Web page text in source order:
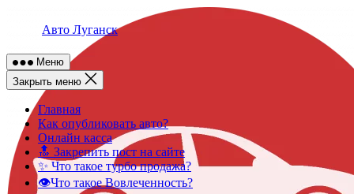
Авто Луганск
Меню
Закрыть меню
Главная
Как опубликовать авто?
Онлайн касса
🔝 Закрепить пост на сайте
✨ Что такое турбо продажа?
👁️Что такое Вовлеченность?